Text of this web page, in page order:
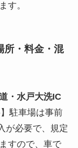
す。
所・料金・混
・水戸大洗IC
駐車場は事前
が必要で、規定
すので、車で